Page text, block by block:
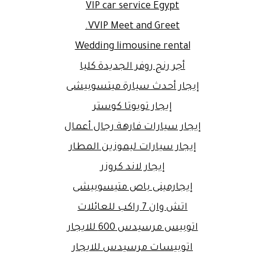
VIP car service Egypt
VVIP Meet and Greet.
Wedding limousine rental
أجر رنج روفر الجديدة كليا
إيجار أحدث سيارة ميتسوبيشى
إيجار تويوتا كوستر
إيجار سيارات فارهة رجال أعمال
إيجار سيارات ليموزين المطار
إيجار لاند كروزر
إيجارمينى باص متيسوبيشى
اتش وان 7 راكب للعائلات
اتوبيس مرسيدس 600 للايجار
اتوبيسات مرسيدس للايجار